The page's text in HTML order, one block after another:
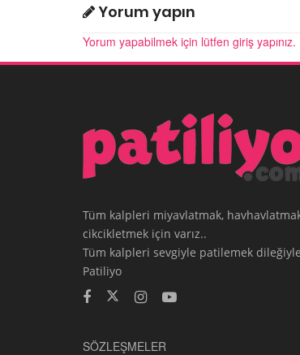
Yorum yapın
Yorum yapabilmek için lütfen giriş yapınız.
Tüm kalpleri miyavlatmak,
cikcikletmek için varız..
Tüm kalpleri sevgiyle patilemek
Patiliyo
SÖZLEŞMELER